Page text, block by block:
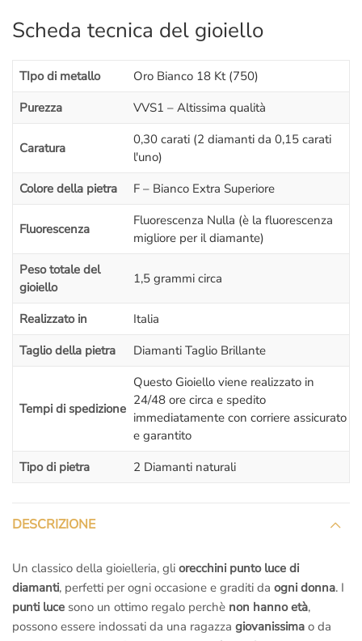
Scheda tecnica del gioiello
TIpo di metallo
Oro Bianco 18 Kt (750)
Purezza
VVS1 – Altissima qualità
Caratura
0,30 carati (2 diamanti da 0,15 carati
l'uno)
Colore della pietra
F – Bianco Extra Superiore
Fluorescenza
Fluorescenza Nulla (è la fluorescenza
migliore per il diamante)
Peso totale del
gioiello
1,5 grammi circa
Realizzato in
Italia
Taglio della pietra
Diamanti Taglio Brillante
Tempi di spedizione
Questo Gioiello viene realizzato in
24/48 ore circa e spedito
immediatamente con corriere assicurato
e garantito
Tipo di pietra
2 Diamanti naturali
DESCRIZIONE
Un classico della gioielleria, gli orecchini punto luce di
diamanti, perfetti per ogni occasione e graditi da ogni donna. I
punti luce sono un ottimo regalo perchè non hanno età,
possono essere indossati da una ragazza giovanissima o da